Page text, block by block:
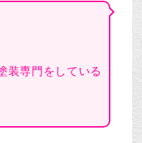
装専門をしている